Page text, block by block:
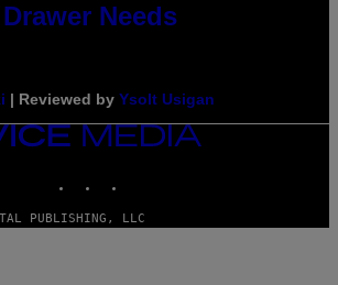
Needs
| Reviewed by Ysolt Usigan
PUBLISHING, LLC